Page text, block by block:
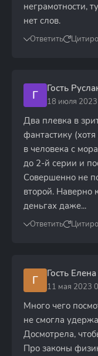
неграмотности,
нет слов.
Ответить
Г Гость
18 июля
Два плевка в
фантастику
в человека с
до 2-й серии и
Совершенно не
второй. Наверно
деньгах даже...
Ответить
Г Гость Елена
11 мая 2023
Много чего
не смогла
Досмотрела,
Про законы